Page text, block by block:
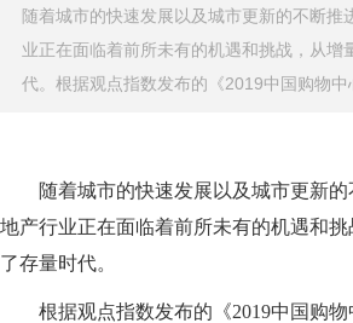
随着城市的快速发展以及城市更新的不断推
业正在面临着前所未有的机遇和挑战，从增
代。根据观点指数发布的《2019中国购物中
随着城市的快速发展以及城市更新
地产行业正在面临着前所未有的机遇和挑
了存量时代。
根据观点指数发布的《2019中国购物